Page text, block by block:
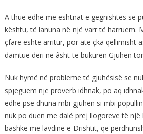
A thue edhe me eshtnat e gegnishtes së
kështu, të lanuna në një varr të harruem.
çfarë është arritur, por atë çka qëllimisht
damtue deri në âsht të bukurën Gjuhën
Nuk hymë në probleme të gjuhësisë se
spjeguem një proverb idhnak, po aq
edhe pse dhuna mbi gjuhën si mbi
nuk po duen me dalë prej llogoreve të
bashkë me lavdinë e Drishtit, që